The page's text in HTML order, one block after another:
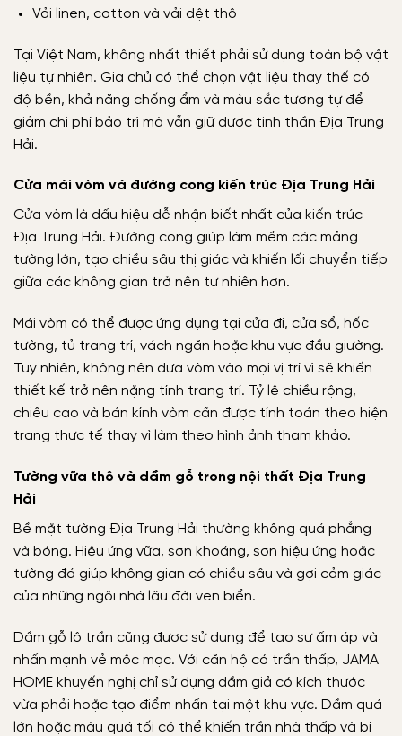
Vải linen, cotton và vải dệt thô
Tại Việt Nam, không nhất thiết phải sử dụng toàn bộ vật
liệu tự nhiên. Gia chủ có thể chọn vật liệu thay thế có
độ bền, khả năng chống ẩm và màu sắc tương tự để
giảm chi phí bảo trì mà vẫn giữ được tinh thần Địa Trung
Hải.
Cửa mái vòm và đường cong kiến trúc Địa Trung Hải
Cửa vòm là dấu hiệu dễ nhận biết nhất của kiến trúc
Địa Trung Hải. Đường cong giúp làm mềm các mảng
tường lớn, tạo chiều sâu thị giác và khiến lối chuyển tiếp
giữa các không gian trở nên tự nhiên hơn.
Mái vòm có thể được ứng dụng tại cửa đi, cửa sổ, hốc
tường, tủ trang trí, vách ngăn hoặc khu vực đầu giường.
Tuy nhiên, không nên đưa vòm vào mọi vị trí vì sẽ khiến
thiết kế trở nên nặng tính trang trí. Tỷ lệ chiều rộng,
chiều cao và bán kính vòm cần được tính toán theo hiện
trạng thực tế thay vì làm theo hình ảnh tham khảo.
Tường vữa thô và dầm gỗ trong nội thất Địa Trung
Hải
Bề mặt tường Địa Trung Hải thường không quá phẳng
và bóng. Hiệu ứng vữa, sơn khoáng, sơn hiệu ứng hoặc
tường đá giúp không gian có chiều sâu và gợi cảm giác
của những ngôi nhà lâu đời ven biển.
Dầm gỗ lộ trần cũng được sử dụng để tạo sự ấm áp và
nhấn mạnh vẻ mộc mạc. Với căn hộ có trần thấp, JAMA
HOME khuyến nghị chỉ sử dụng dầm giả có kích thước
vừa phải hoặc tạo điểm nhấn tại một khu vực. Dầm quá
lớn hoặc màu quá tối có thể khiến trần nhà thấp và bí